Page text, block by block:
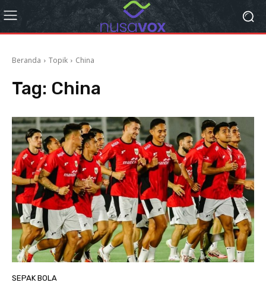
Beranda Topik China
Tag: China
SEPAK BOLA